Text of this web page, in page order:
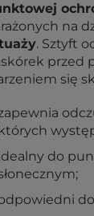
na
. Sztyft
przed
się
do